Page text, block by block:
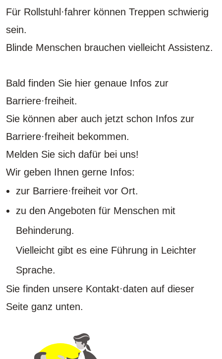
Für Rollstuhl·fahrer können Treppen schwierig
sein.
Blinde Menschen brauchen vielleicht Assistenz.
Bald finden Sie hier genaue Infos zur
Barriere·freiheit.
Sie können aber auch jetzt schon Infos zur
Barriere·freiheit bekommen.
Melden Sie sich dafür bei uns!
Wir geben Ihnen gerne Infos:
zur Barriere·freiheit vor Ort.
zu den Angeboten für Menschen mit
Behinderung.
Vielleicht gibt es eine Führung in Leichter
Sprache.
Sie finden unsere Kontakt·daten auf dieser
Seite ganz unten.